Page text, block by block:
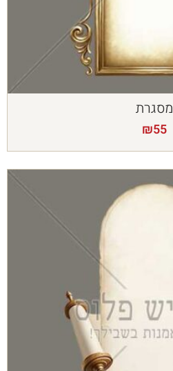
מסגרת
₪55